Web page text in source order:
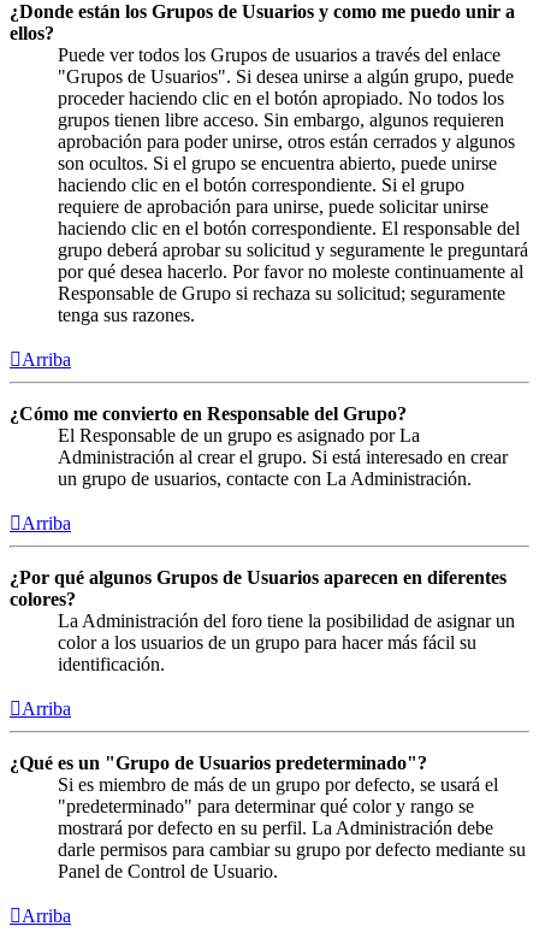
¿Donde están los Grupos de Usuarios y como me puedo unir a
ellos?
Puede ver todos los Grupos de usuarios a través del enlace
"Grupos de Usuarios". Si desea unirse a algún grupo, puede
proceder haciendo clic en el botón apropiado. No todos los
grupos tienen libre acceso. Sin embargo, algunos requieren
aprobación para poder unirse, otros están cerrados y algunos
son ocultos. Si el grupo se encuentra abierto, puede unirse
haciendo clic en el botón correspondiente. Si el grupo
requiere de aprobación para unirse, puede solicitar unirse
haciendo clic en el botón correspondiente. El responsable del
grupo deberá aprobar su solicitud y seguramente le preguntará
por qué desea hacerlo. Por favor no moleste continuamente al
Responsable de Grupo si rechaza su solicitud; seguramente
tenga sus razones.
Arriba
¿Cómo me convierto en Responsable del Grupo?
El Responsable de un grupo es asignado por La
Administración al crear el grupo. Si está interesado en crear
un grupo de usuarios, contacte con La Administración.
Arriba
¿Por qué algunos Grupos de Usuarios aparecen en diferentes
colores?
La Administración del foro tiene la posibilidad de asignar un
color a los usuarios de un grupo para hacer más fácil su
identificación.
Arriba
¿Qué es un "Grupo de Usuarios predeterminado"?
Si es miembro de más de un grupo por defecto, se usará el
"predeterminado" para determinar qué color y rango se
mostrará por defecto en su perfil. La Administración debe
darle permisos para cambiar su grupo por defecto mediante su
Panel de Control de Usuario.
Arriba